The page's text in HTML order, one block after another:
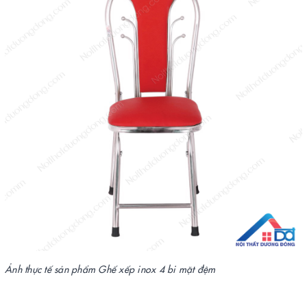
Ảnh thực tế sản phẩm Ghế xếp inox 4 bi mặt đệm